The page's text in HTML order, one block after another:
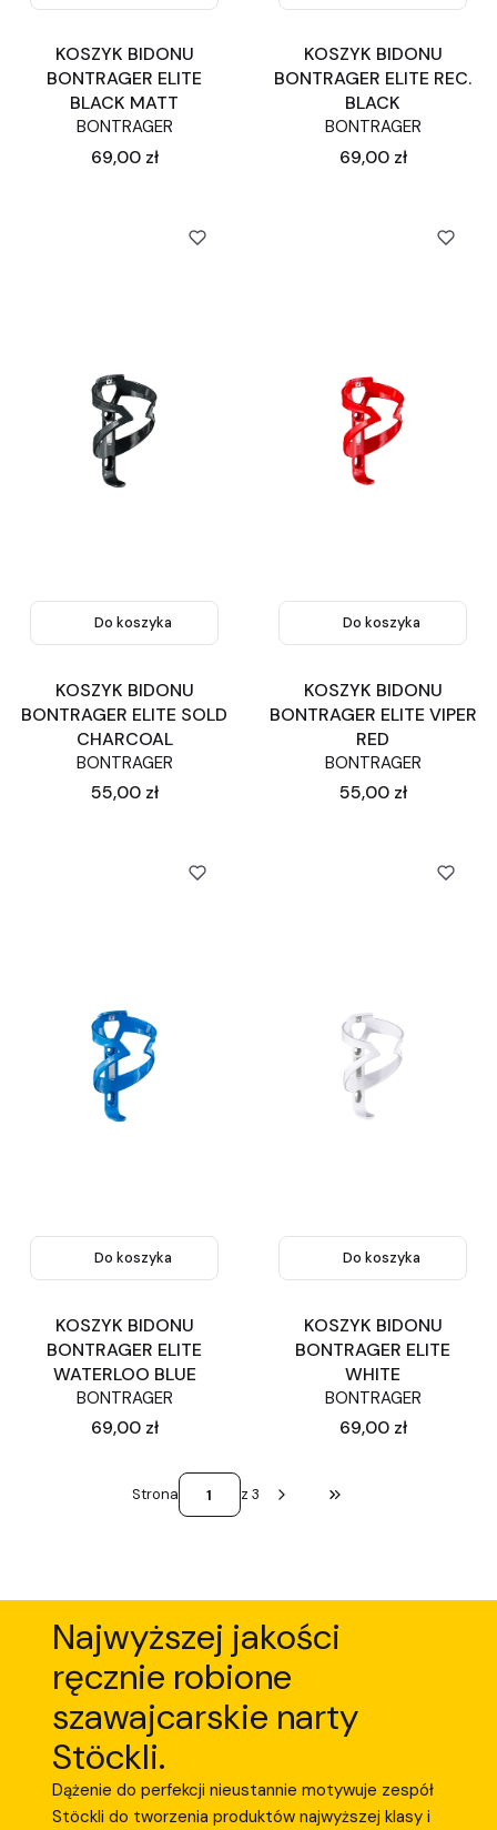
KOSZYK BIDONU
BONTRAGER ELITE
BLACK MATT
BONTRAGER
Cena
69,00 zł
KOSZYK BIDONU
BONTRAGER ELITE REC.
BLACK
BONTRAGER
Cena
69,00 zł
Do koszyka
KOSZYK BIDONU
BONTRAGER ELITE SOLD
CHARCOAL
BONTRAGER
Cena
55,00 zł
Do koszyka
KOSZYK BIDONU
BONTRAGER ELITE VIPER
RED
BONTRAGER
Cena
55,00 zł
Do koszyka
KOSZYK BIDONU
BONTRAGER ELITE
WATERLOO BLUE
BONTRAGER
Cena
69,00 zł
Do koszyka
KOSZYK BIDONU
BONTRAGER ELITE
WHITE
BONTRAGER
Cena
69,00 zł
Strona z 3 Przejdź do ostatniej
Najwyższej jakości
ręcznie robione
szawajcarskie narty
Stöckli.
Dążenie do perfekcji nieustannie motywuje zespół
Stöckli do tworzenia produktów najwyższej klasy i